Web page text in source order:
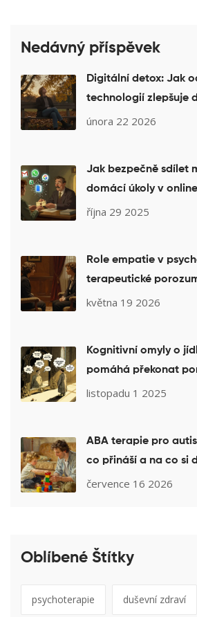
Nedávný příspěvek
Digitální detox: Jak
technologií zlepšuje
února 22 2026
Jak bezpečně sdílet
domácí úkoly v
průvodce pro
října 29 2025
Role empatie v
terapeutické
změnu
května 19 2026
Kognitivní omyly o
pomáhá překonat
potravy
listopadu 1 2025
ABA terapie pro
co přináší a na co si
července 16 2026
Oblíbené Štítky
psychoterapie duševní zdraví